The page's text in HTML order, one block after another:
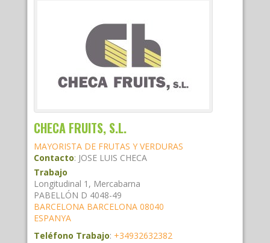
CHECA FRUITS, S.L.
MAYORISTA DE FRUTAS Y VERDURAS
Contacto: JOSE LUIS CHECA
Trabajo
Longitudinal 1, Mercabarna
PABELLÓN D 4048-49
BARCELONA BARCELONA 08040
ESPANYA
Teléfono Trabajo: +34932632382